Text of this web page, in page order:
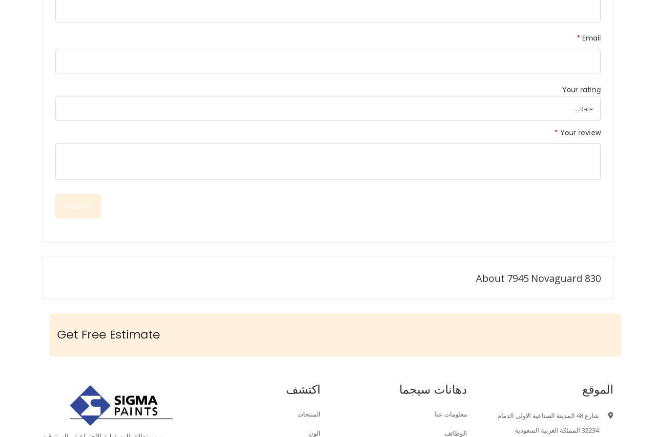
Email
*
Your rating
Your review
*
About 7945 Novaguard 830
Get Free Estimate
اكتشف
المنتجات
الون
دهانات سيجما
معلومات عنا
الوظائف
الموقع
شارع 48 المدينة الصناعية الاولى الدمام
32234 المملكة العربية السعودية